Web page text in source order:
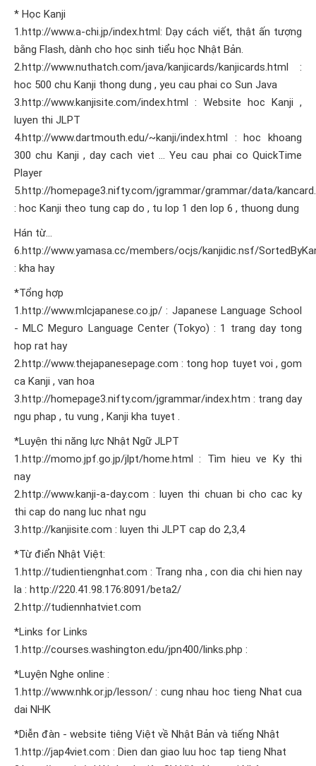
* Học Kanji
1.http://www.a-chi.jp/index.html: Dạy cách viết, thật ấn tượng
bằng Flash, dành cho học sinh tiểu học Nhật Bản.
2.http://www.nuthatch.com/java/kanjicards/kanjicards.html :
hoc 500 chu Kanji thong dung , yeu cau phai co Sun Java
3.http://www.kanjisite.com/index.html : Website hoc Kanji ,
luyen thi JLPT
4.http://www.dartmouth.edu/~kanji/index.html : hoc khoang
300 chu Kanji , day cach viet … Yeu cau phai co QuickTime
Player
5.http://homepage3.nifty.com/jgrammar/grammar/data/
: hoc Kanji theo tung cap do , tu lop 1 den lop 6 , thuong dung
Hán từ…
6.http://www.yamasa.cc/members/ocjs/kanjidic.nsf/
: kha hay
*Tổng hợp
1.http://www.mlcjapanese.co.jp/ : Japanese Language School
- MLC Meguro Language Center (Tokyo) : 1 trang day tong
hop rat hay
2.http://www.thejapanesepage.com : tong hop tuyet voi , gom
ca Kanji , van hoa
3.http://homepage3.nifty.com/jgrammar/index.htm : trang day
ngu phap , tu vung , Kanji kha tuyet .
*Luyện thi năng lực Nhật Ngữ JLPT
1.http://momo.jpf.go.jp/jlpt/home.html : Tìm hieu ve Ky thi
nay
2.http://www.kanji-a-day.com : luyen thi chuan bi cho cac ky
thi cap do nang luc nhat ngu
3.http://kanjisite.com : luyen thi JLPT cap do 2,3,4
*Từ điển Nhật Việt:
1.http://tudientiengnhat.com : Trang nha , con dia chi hien nay
la : http://220.41.98.176:8091/beta2/
2.http://tudiennhatviet.com
*Links for Links
1.http://courses.washington.edu/jpn400/links.php :
*Luyện Nghe online :
1.http://www.nhk.or.jp/lesson/ : cung nhau hoc tieng Nhat cua
dai NHK
*Diễn đàn - website tiêng Việt về Nhật Bản và tiếng Nhật
1.http://jap4viet.com : Dien dan giao luu hoc tap tieng Nhat